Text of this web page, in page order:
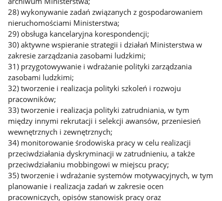
28) wykonywanie zadań związanych z gospodarowaniem
nieruchomościami Ministerstwa;
29) obsługa kancelaryjna korespondencji;
30) aktywne wspieranie strategii i działań Ministerstwa w
zakresie zarządzania zasobami ludzkimi;
31) przygotowywanie i wdrażanie polityki zarządzania
zasobami ludzkimi;
32) tworzenie i realizacja polityki szkoleń i rozwoju
pracowników;
33) tworzenie i realizacja polityki zatrudniania, w tym
między innymi rekrutacji i selekcji awansów, przeniesień
wewnętrznych i zewnętrznych;
34) monitorowanie środowiska pracy w celu realizacji
przeciwdziałania dyskryminacji w zatrudnieniu, a także
przeciwdziałaniu mobbingowi w miejscu pracy;
35) tworzenie i wdrażanie systemów motywacyjnych, w tym
planowanie i realizacja zadań w zakresie ocen
pracowniczych, opisów stanowisk pracy oraz